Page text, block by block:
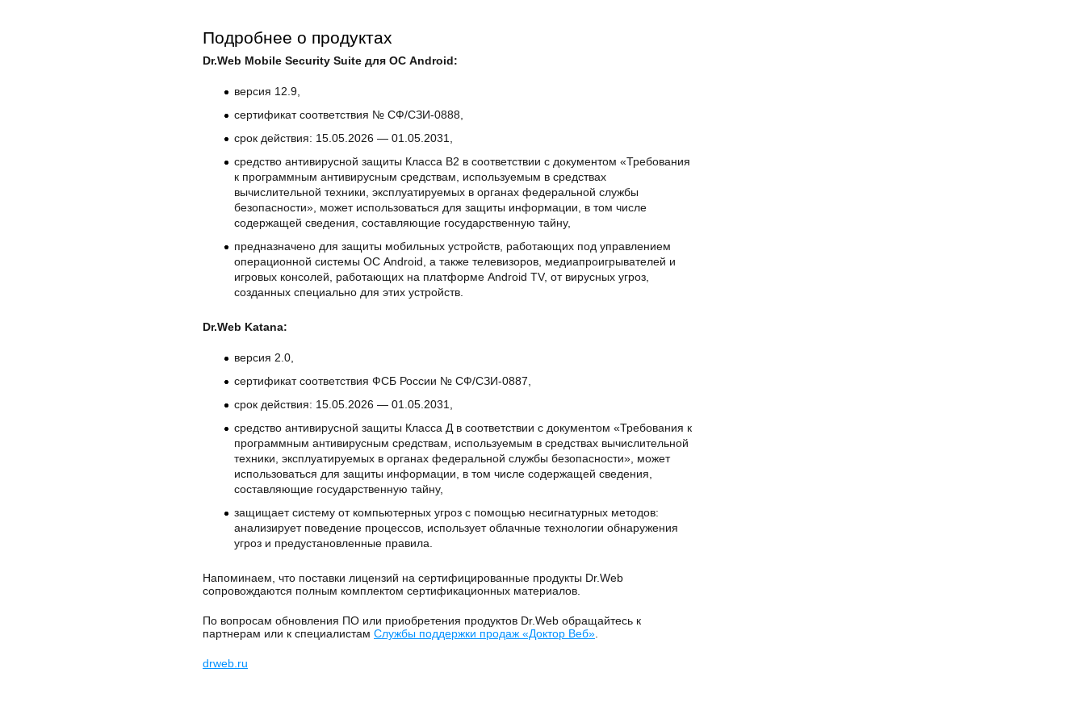
Подробнее о продуктах
Dr.Web Mobile Security Suite для ОС Android:
версия 12.9,
сертификат соответствия № СФ/СЗИ-0888,
срок действия: 15.05.2026 — 01.05.2031,
средство антивирусной защиты Класса В2 в соответствии с документом «Требования
к программным антивирусным средствам, используемым в средствах
вычислительной техники, эксплуатируемых в органах федеральной службы
безопасности», может использоваться для защиты информации, в том числе
содержащей сведения, составляющие государственную тайну,
предназначено для защиты мобильных устройств, работающих под управлением
операционной системы ОС Android, а также телевизоров, медиапроигрывателей и
игровых консолей, работающих на платформе Android TV, от вирусных угроз,
созданных специально для этих устройств.
Dr.Web Katana:
версия 2.0,
сертификат соответствия ФСБ России № СФ/СЗИ-0887,
срок действия: 15.05.2026 — 01.05.2031,
средство антивирусной защиты Класса Д в соответствии с документом «Требования к
программным антивирусным средствам, используемым в средствах вычислительной
техники, эксплуатируемых в органах федеральной службы безопасности», может
использоваться для защиты информации, в том числе содержащей сведения,
составляющие государственную тайну,
защищает систему от компьютерных угроз с помощью несигнатурных методов:
анализирует поведение процессов, использует облачные технологии обнаружения
угроз и предустановленные правила.
Напоминаем, что поставки лицензий на сертифицированные продукты Dr.Web
сопровождаются полным комплектом сертификационных материалов.
По вопросам обновления ПО или приобретения продуктов Dr.Web обращайтесь к
партнерам или к специалистам Службы поддержки продаж «Доктор Веб»
drweb.ru